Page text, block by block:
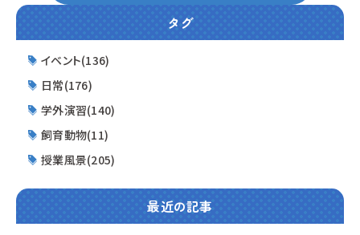
タグ
イベント(136)
日常(176)
学外演習(140)
飼育動物(11)
授業風景(205)
最近の記事